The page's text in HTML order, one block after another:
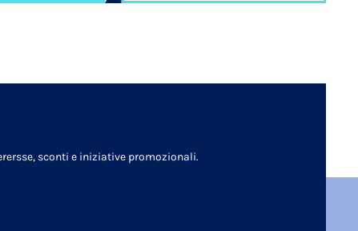
sconti e iniziative promozionali.